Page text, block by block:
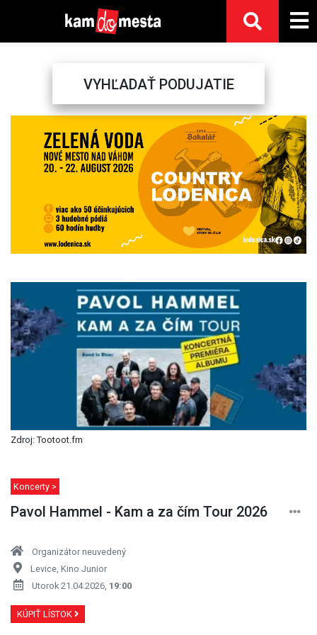
VYHĽADAŤ PODUJATIE
Next
Zdroj: Tootoot.fm
Koncerty >
Pavol Hammel - Kam a za čím Tour 2026
Organizátor neuvedený
Levice, Kino Junior
Utorok 21.04.2026, 19:00
KÚPIŤ LÍSTOK